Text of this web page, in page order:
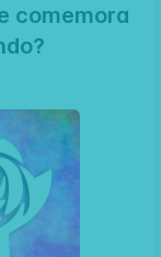
comemora